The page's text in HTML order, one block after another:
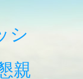
シ
親